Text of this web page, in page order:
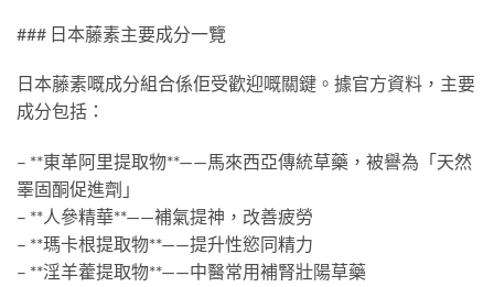
### 日本藤素主要成分一覽
日本藤素嘅成分組合係佢受歡迎嘅關鍵。據官方資料，主要
成分包括：
– **東革阿里提取物**——馬來西亞傳統草藥，被譽為「天然
睪固酮促進劑」
– **人參精華**——補氣提神，改善疲勞
– **瑪卡根提取物**——提升性慾同精力
– **淫羊藿提取物**——中醫常用補腎壯陽草藥